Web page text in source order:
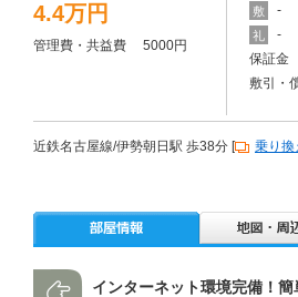
4.4万円
管理費・共益費 5000円
敷 -
礼
-
保証金
敷引・
近鉄名古屋線/伊勢朝日駅 歩38分 [ 乗り換
インターネット環境完備！簡